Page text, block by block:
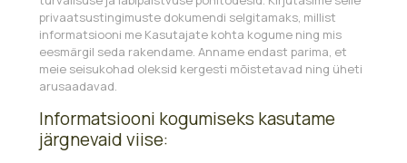
privaatsustingimuste dokumendi selgitamaks, millist
informatsiooni me Kasutajate kohta kogume ning mis
eesmärgil seda rakendame. Anname endast parima, et
meie seisukohad oleksid kergesti mõistetavad ning üheti
arusaadavad.
Informatsiooni kogumiseks kasutame
järgnevaid viise: